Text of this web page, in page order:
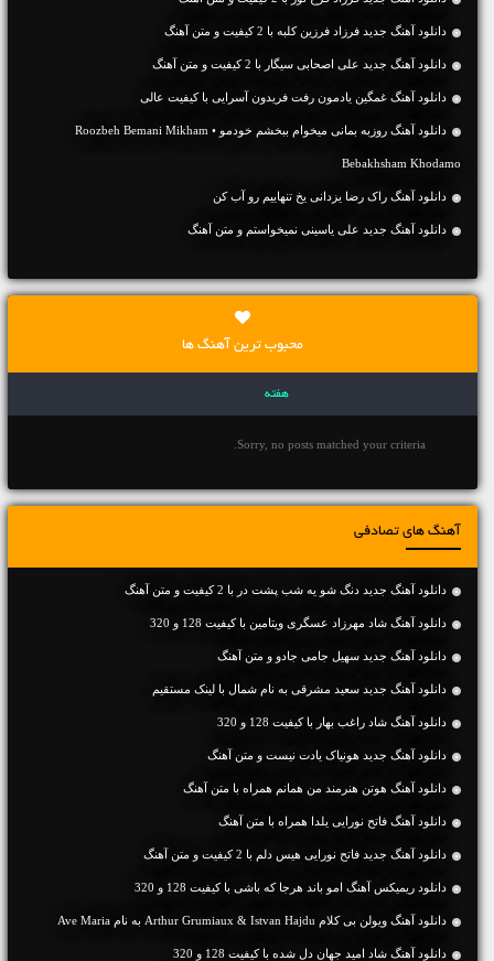
دانلود آهنگ جديد فرزاد فرزین کلبه با 2 کیفیت و متن آهنگ
دانلود آهنگ جديد علی اصحابی سیگار با 2 کیفیت و متن آهنگ
دانلود آهنگ غمگین یادمون رفت فریدون آسرایی با کیفیت عالی
دانلود آهنگ روزبه بمانی میخوام ببخشم خودمو • Roozbeh Bemani Mikham
Bebakhsham Khodamo
دانلود آهنگ راک رضا یزدانی یخ تنهاییم رو آب کن
دانلود آهنگ جديد علی یاسینی نمیخواستم و متن آهنگ
محبوب ترین آهنگ ها
هفته
Sorry, no posts matched your criteria.
آهنگ های تصادفی
دانلود آهنگ جديد دنگ شو یه شب پشت در با 2 کیفیت و متن آهنگ
دانلود آهنگ شاد مهرزاد عسگری ویتامین با کیفیت 128 و 320
دانلود آهنگ جديد سهیل جامی جادو و متن آهنگ
دانلود آهنگ جديد سعید مشرقی به نام شمال با لینک مستقیم
دانلود آهنگ شاد راغب بهار با کیفیت 128 و 320
دانلود آهنگ جديد هونیاک یادت نیست و متن آهنگ
دانلود آهنگ هوتن هنرمند من همانم همراه با متن آهنگ
دانلود آهنگ فاتح نورایی یلدا همراه با متن آهنگ
دانلود آهنگ جديد فاتح نورایی هیس دلم با 2 کیفیت و متن آهنگ
دانلود ریمیکس آهنگ امو باند هرجا که باشی با کیفیت 128 و 320
دانلود آهنگ ویولن بی کلام Arthur Grumiaux & Istvan Hajdu به نام Ave Maria
دانلود آهنگ شاد امید جهان دل شده با کیفیت 128 و 320